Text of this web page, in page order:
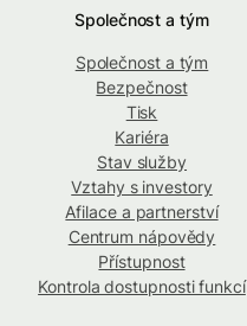
Společnost a tým
Společnost a tým
Bezpečnost
Tisk
Kariéra
Stav služby
Vztahy s investory
Afilace a partnerství
Centrum nápovědy
Přístupnost
Kontrola dostupnosti funkcí